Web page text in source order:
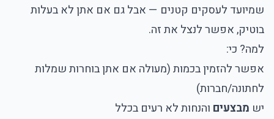
שמיועד לעסקים קטנים — אבל גם אם אתן לא בעלות
בוטיק, אפשר לנצל את זה.
למה? כי:
אפשר להזמין בכמות (מעולה אם אתן בוחרות שמלות
לחתונה/חברות)
יש מבצעים והנחות לא רעים בכלל